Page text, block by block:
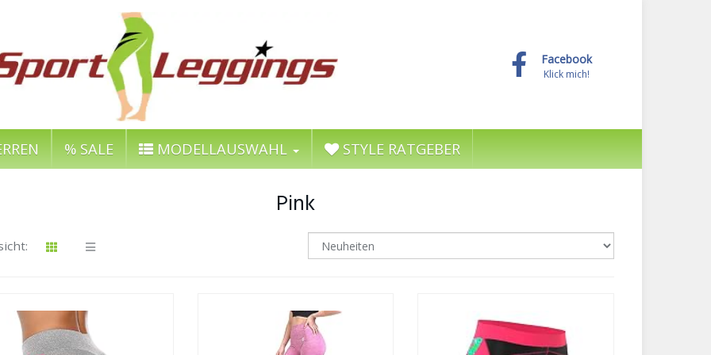
Facebook
Klick mich!
% SALE MODELLAUSWAHL STYLE RATGEBER
Pink